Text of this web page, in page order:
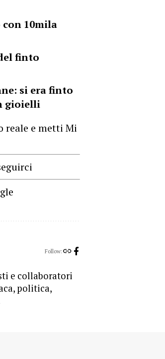
10mila
finto
si era finto
gioielli
reale e metti Mi
Follow:
e collaboratori
politica,